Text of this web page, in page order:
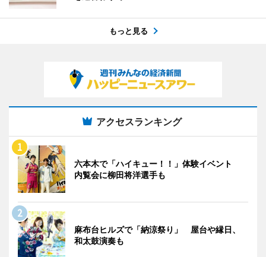
もっと見る
アクセスランキング
六本木で「ハイキュー！！」体験イベント
内覧会に柳田将洋選手も
麻布台ヒルズで「納涼祭り」 屋台や縁日、
和太鼓演奏も